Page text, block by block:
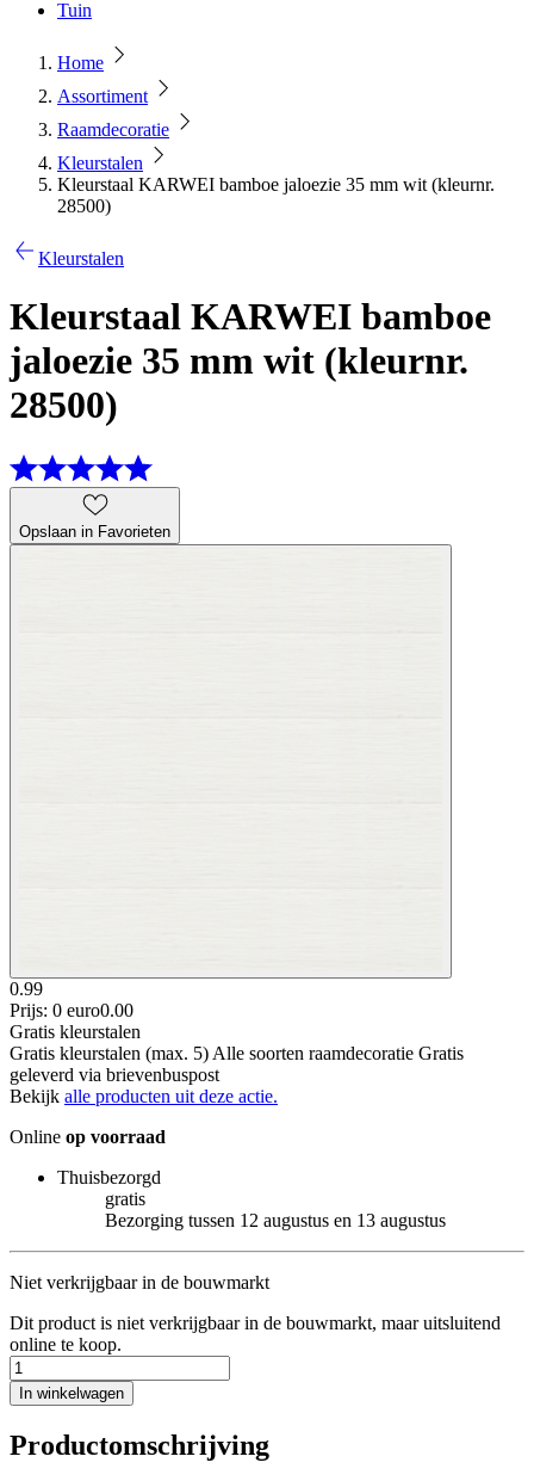
Tuin
Home
Assortiment
Raamdecoratie
Kleurstalen
Kleurstaal KARWEI bamboe jaloezie 35 mm wit (kleurnr.
28500)
Kleurstalen
Kleurstaal KARWEI bamboe
jaloezie 35 mm wit (kleurnr.
28500)
Opslaan in Favorieten
0.99
Prijs: 0 euro0.00
Gratis kleurstalen
Gratis kleurstalen (max. 5) Alle soorten raamdecoratie Gratis
geleverd via brievenbuspost
Bekijk alle producten uit deze actie.
Online op voorraad
Thuisbezorgd
gratis
Bezorging tussen 12 augustus en 13 augustus
Niet verkrijgbaar in de bouwmarkt
Dit product is niet verkrijgbaar in de bouwmarkt, maar uitsluitend
online te koop.
In winkelwagen
Productomschrijving